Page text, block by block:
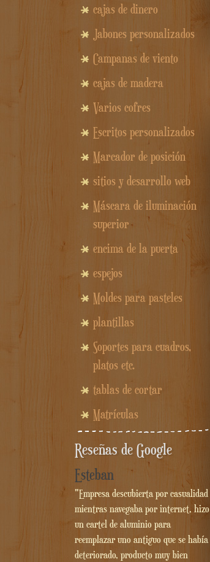
cajas de dinero
Jabones personalizados
Campanas de viento
cajas de madera
Varios cofres
Escritos personalizados
Marcador de posición
sitios y desarrollo web
Máscara de iluminación
superior
encima de la puerta
espejos
Moldes para pasteles
plantillas
Soportes para cuadros,
platos etc.
tablas de cortar
Matrículas
Reseñas de Google
Esteban
"Empresa descubierta por casualidad
mientras navegaba por internet, hizo
un cartel de aluminio para
reemplazar uno antiguo que se había
deteriorado, producto muy bien